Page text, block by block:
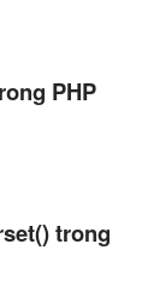
PHP
trong